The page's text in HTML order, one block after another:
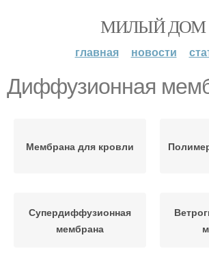
МИЛЫЙ ДОМ
главная новости
Диффузионная
Мембрана для кровли
Супердиффузионная
мембрана